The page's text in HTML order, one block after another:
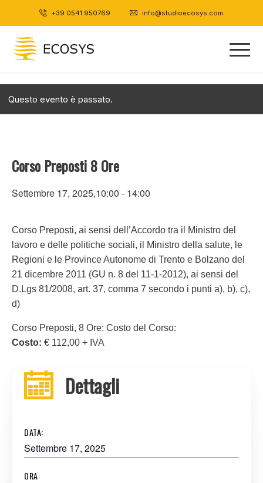
+39 0541 950769 info@studioecosys.com
Questo evento è passato.
Corso Preposti 8 Ore
Settembre 17, 2025,10:00 - 14:00
Corso Preposti, ai sensi dell’Accordo tra il Ministro del
lavoro e delle politiche sociali, il Ministro della salute, le
Regioni e le Province Autonome di Trento e Bolzano del
21 dicembre 2011 (GU n. 8 del 11-1-2012), ai sensi del
D.Lgs 81/2008, art. 37, comma 7 secondo i punti a), b), c),
d)
Corso Preposti, 8 Ore: Costo del Corso:
Costo: € 112,00 + IVA
Dettagli
DATA:
Settembre 17, 2025
ORA: